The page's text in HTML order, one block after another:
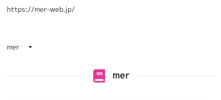
https://mer-web.jp/
mer
mer